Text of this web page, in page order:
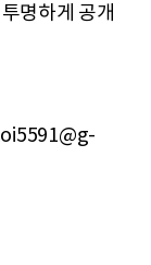
명하게 공개